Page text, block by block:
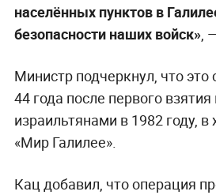
населённых пунктов в
безопасности наших войск»,
Министр подчеркнул, что это
44 года после первого взятия
израильтянами в 1982 году, в
«Мир Галилее».
Кац добавил, что операция